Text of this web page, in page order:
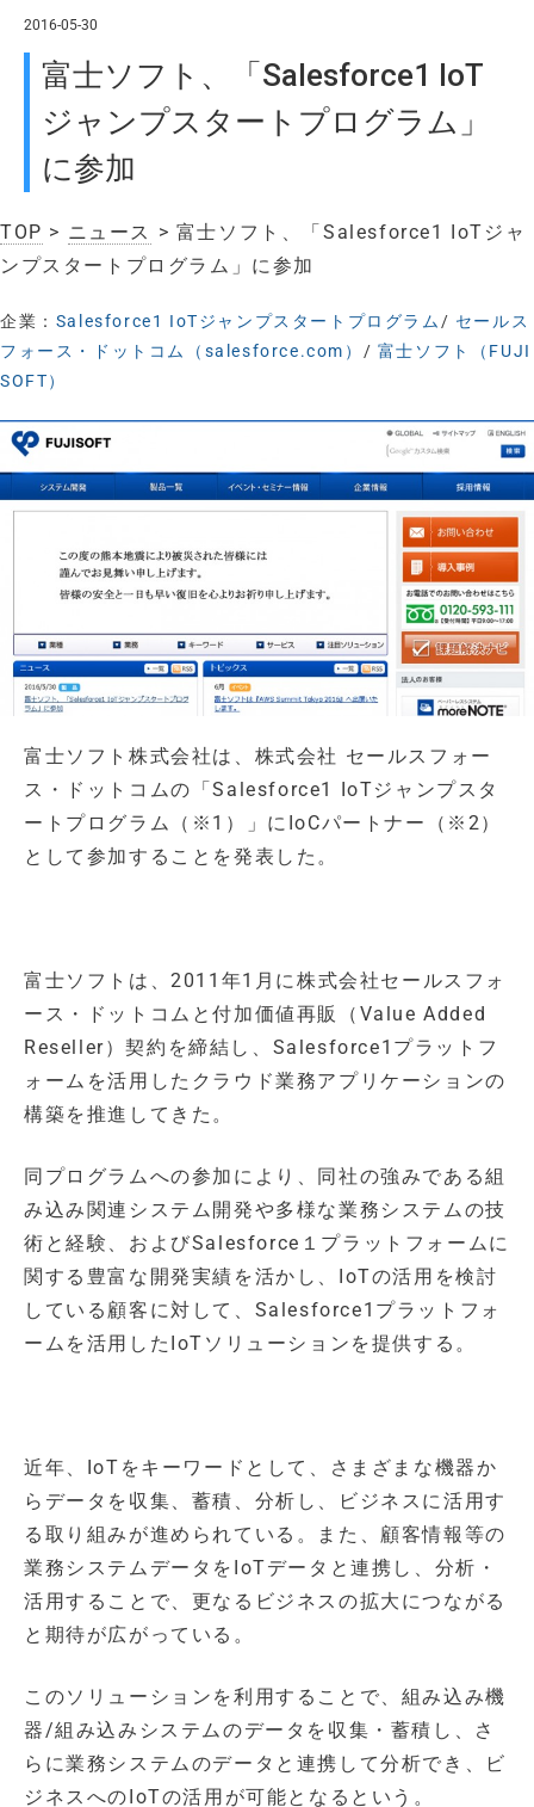
2016-05-30
富士ソフト、「Salesforce1 IoT
ジャンプスタートプログラム」
に参加
TOP > ニュース > 富士ソフト、「Salesforce1 IoTジャ
ンプスタートプログラム」に参加
企業： Salesforce1 IoTジャンプスタートプログラム/ セールス
フォース・ドットコム（salesforce.com） / 富士ソフト（FUJI
SOFT）
富士ソフト株式会社は、株式会社 セールスフォー
ス・ドットコムの「Salesforce1 IoTジャンプスタ
ートプログラム（※1）」にIoCパートナー（※2）
として参加することを発表した。
富士ソフトは、2011年1月に株式会社セールスフォ
ース・ドットコムと付加価値再販（Value Added
Reseller）契約を締結し、Salesforce1プラットフ
ォームを活用したクラウド業務アプリケーションの
構築を推進してきた。
同プログラムへの参加により、同社の強みである組
み込み関連システム開発や多様な業務システムの技
術と経験、およびSalesforce１プラットフォームに
関する豊富な開発実績を活かし、IoTの活用を検討
している顧客に対して、Salesforce1プラットフォ
ームを活用したIoTソリューションを提供する。
近年、IoTをキーワードとして、さまざまな機器か
らデータを収集、蓄積、分析し、ビジネスに活用す
る取り組みが進められている。また、顧客情報等の
業務システムデータをIoTデータと連携し、分析・
活用することで、更なるビジネスの拡大につながる
と期待が広がっている。
このソリューションを利用することで、組み込み機
器/組み込みシステムのデータを収集・蓄積し、さ
らに業務システムのデータと連携して分析でき、ビ
ジネスへのIoTの活用が可能となるという。